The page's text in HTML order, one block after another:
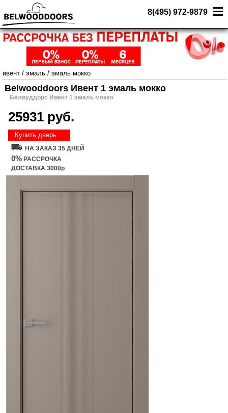
8(495) 972-9879
ивент / эмаль / эмаль мокко
Belwooddoors Ивент 1 эмаль мокко
Белвуддорс Ивент 1 эмаль мокко
25931 руб.
Купить дверь
НА ЗАКАЗ 35 ДНЕЙ
0% РАССРОЧКА
ДОСТАВКА 3000р